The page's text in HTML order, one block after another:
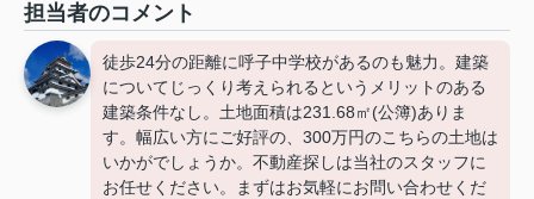
担当者のコメント
徒歩24分の距離に呼子中学校があるのも魅力。建築
についてじっくり考えられるというメリットのある
建築条件なし。土地面積は231.68㎡(公簿)ありま
す。幅広い方にご好評の、300万円のこちらの土地は
いかがでしょうか。不動産探しは当社のスタッフに
お任せください。まずはお気軽にお問い合わせくだ